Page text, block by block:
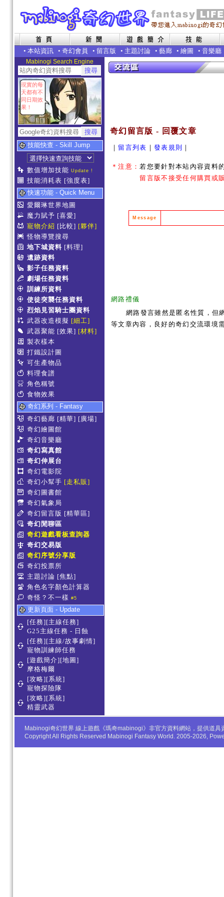
• 本站資訊 • 奇幻會員 • 留言版 • 主題討論 • 藝廊 • 繪圖 • 音樂廳
Mabinogi Search Engine
現實的每
天都有不
同日期效
果！
技能快查 - Skill Jump
數值增加技能 Update !
技能消耗表 [強度表]
快速功能 - Quick Menu
愛爾琳世界地圖
魔力賦予 [喜愛]
寵物介紹 [比較] [夥伴]
怪物導覽搜尋
地下城資料 [料理]
遺跡資料
影子任務資料
劇場任務資料
訓練所資料
使徒突襲任務資料
烈焰見習騎士團資料
武器改造模擬 [細工]
武器聚能 [效果] [材料]
製衣樣本
打鐵設計圖
可生產物品
料理食譜
角色稱號
食物效果
奇幻系列 - Fantasy
奇幻藝廊 [精華] [廣場]
奇幻繪圖館
奇幻音樂廳
奇幻寫真館
奇幻伸展台
奇幻電影院
奇幻小幫手 [走私販]
奇幻圖書館
奇幻氣象局
奇幻留言版 [精華區]
奇幻閒聊區
奇幻遊戲看板查詢器
奇幻交易版
奇幻序號分享版
奇幻投票所
主題討論 [焦點]
角色名字顏色計算器
奇怪？不一樣 #5
更新頁面 - Update
[任務][主線任務]
G25主線任務 - 日蝕
[任務][主線/故事劇情]
寵物訓練師任務
[遊戲簡介][地圖]
摩格梅爾
[攻略][系統]
寵物探險隊
[攻略][系統]
精靈武器
奇幻留言版 - 回覆文章
｜ 留言列表 ｜發表規則 ｜
＊注意：若您要針對本站內容資料
留言版不接受任何購買或販
Message
網路禮儀
網路發言雖然是匿名性質，但
等文章內容，良好的奇幻交流環境
Mabinogi奇幻世界 線上遊戲《瑪奇mabinogi》非官方資料網站，提供道
Copyright All Rights Reserved Mabinogi Fantasy World. 2005-2026,